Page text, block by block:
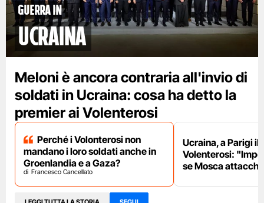
Guerra in
Ucraina
Meloni è ancora contraria all'invio di
soldati in Ucraina: cosa ha detto la
premier ai Volenterosi
Perché i Volonterosi non
mandano i loro soldati anche in
Groenlandia e a Gaza?
Francesco Cancellato
Ucraina, a Parigi il
Volenterosi:
se Mosca